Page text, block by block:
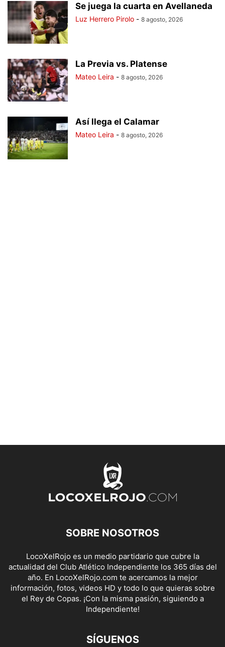
Se juega la cuarta en Avellaneda
Luz Herrero Pirolo - 8 agosto, 2026
La Previa vs. Platense
Mateo Leira - 8 agosto, 2026
Así llega el Calamar
Mateo Leira - 8 agosto, 2026
SOBRE NOSOTROS
LocoXelRojo es un medio partidario que cubre la
actualidad del Club Atlético Independiente los 365 días del
año. En LocoXelRojo.com te acercamos la mejor
información, fotos, videos HD y todo lo que quieras sobre
el Rey de Copas. ¡Con la misma pasión, siguiendo a
Independiente!
SÍGUENOS